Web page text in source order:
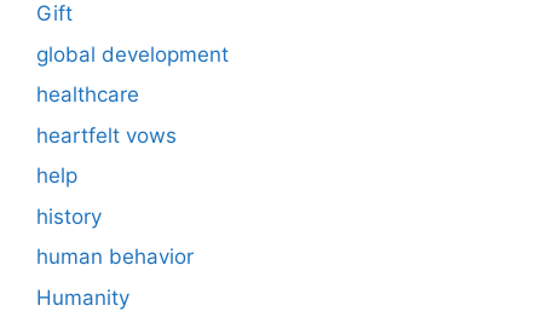
Gift
global development
healthcare
heartfelt vows
help
history
human behavior
Humanity